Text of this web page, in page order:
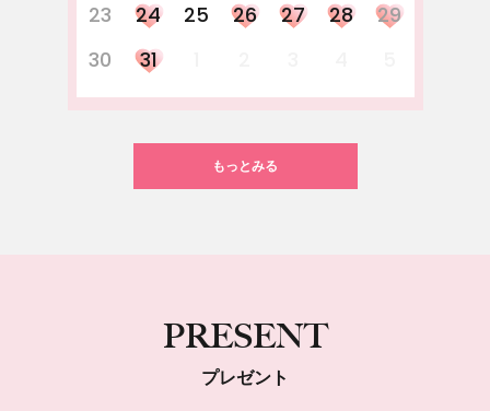
23
24 25 26 27 28
29
30
31
もっとみる
PRESENT
プレゼント